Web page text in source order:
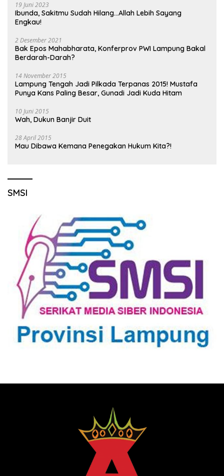
19 Juni 2023
Ibunda, Sakitmu Sudah Hilang…Allah Lebih Sayang
Engkau!
2 Desember 2021
Bak Epos Mahabharata, Konferprov PWI Lampung Bakal
Berdarah-Darah?
14 November 2015
Lampung Tengah Jadi Pilkada Terpanas 2015! Mustafa
Punya Kans Paling Besar, Gunadi Jadi Kuda Hitam
10 Juni 2015
Wah, Dukun Banjir Duit
28 April 2015
Mau Dibawa Kemana Penegakan Hukum Kita?!
SMSI